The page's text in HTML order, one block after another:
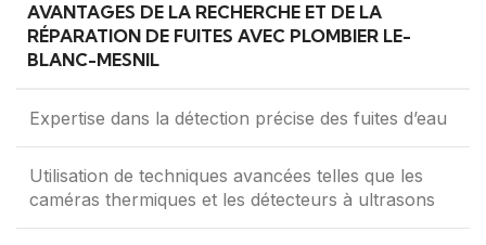
AVANTAGES DE LA RECHERCHE ET DE LA
RÉPARATION DE FUITES AVEC PLOMBIER LE-
BLANC-MESNIL
Expertise dans la détection précise des fuites d’eau
Utilisation de techniques avancées telles que les
caméras thermiques et les détecteurs à ultrasons